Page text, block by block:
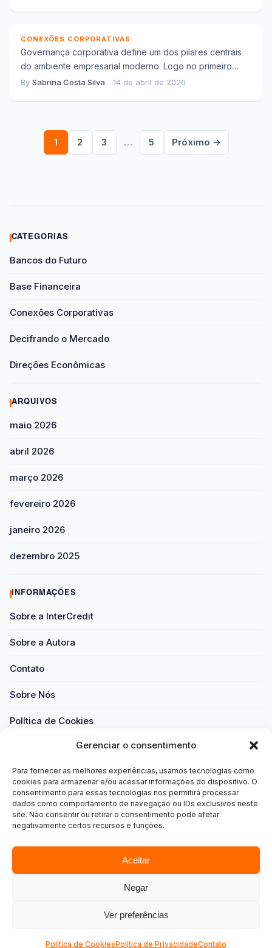
Gerenciar o consentimento
Para fornecer as melhores experiências, usamos tecnologias como
cookies para armazenar e/ou acessar informações do dispositivo. O
consentimento para essas tecnologias nos permitirá processar
dados como comportamento de navegação ou IDs exclusivos neste
site. Não consentir ou retirar o consentimento pode afetar
negativamente certos recursos e funções.
Aceitar
Negar
Ver preferências
Política de CookiesPolítica de PrivacidadeContato
CONEXÕES CORPORATIVAS
Governança corporativa define um dos pilares centrais
do ambiente empresarial moderno. Logo no primeiro
contato com relatórios, comunicados e práticas
By Sabrina Costa Silva—14 de abril de 2026
Paginação
1 2 3 … 5 Próximo →
CATEGORIAS
Bancos do Futuro
Base Financeira
Conexões Corporativas
Decifrando o Mercado
Direções Econômicas
ARQUIVOS
maio 2026
abril 2026
março 2026
fevereiro 2026
janeiro 2026
dezembro 2025
INFORMAÇÕES
Sobre a InterCredit
Sobre a Autora
Contato
Sobre Nós
Política de Cookies
Política de Privacidade
Termos e Condições
Transparência